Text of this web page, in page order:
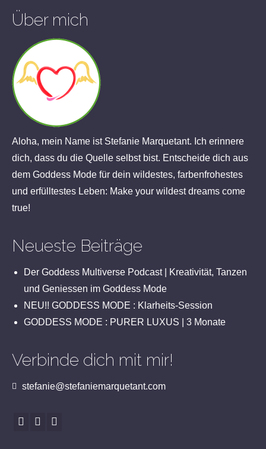
Über mich
Aloha, mein Name ist Stefanie Marquetant. Ich erinnere
dich, dass du die Quelle selbst bist. Entscheide dich aus
dem Goddess Mode für dein wildestes, farbenfrohestes
und erfülltestes Leben: Make your wildest dreams come
true!
Neueste Beiträge
Der Goddess Multiverse Podcast | Kreativität, Tanzen
und Geniessen im Goddess Mode
NEU!! GODDESS MODE : Klarheits-Session
GODDESS MODE : PURER LUXUS | 3 Monate
Verbinde dich mit mir!
stefanie@stefaniemarquetant.com